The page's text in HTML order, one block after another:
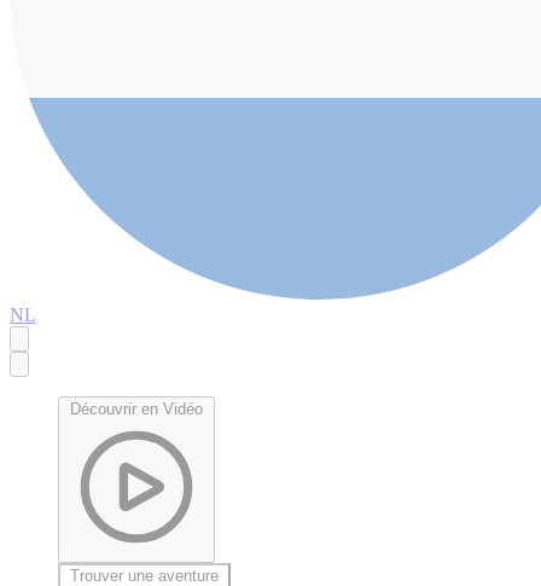
NL
Découvrir en Vidéo
Trouver une aventure